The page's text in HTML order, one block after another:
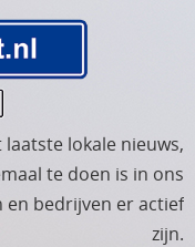
lokale nieuws,
te doen is in ons
en bedrijven er actief
zijn.